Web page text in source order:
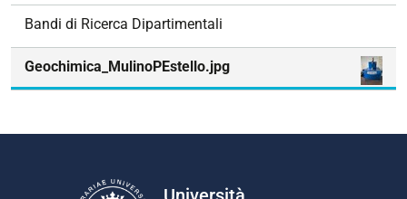
Bandi di Ricerca Dipartimentali
Geochimica_MulinoPEstello.jpg